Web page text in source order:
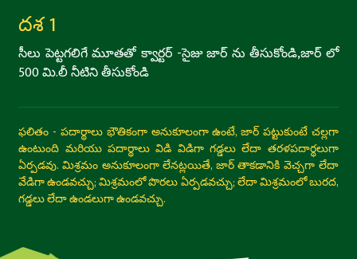
దశ 1
సీలు పెట్టగలిగే మూతతో క్వార్టర్ -సైజు జార్ ను తీసుకోండి,జార్ లో
500 మి.లీ నీటిని తీసుకోండి
ఫలితం - పదార్థాలు భౌతికంగా అనుకూలంగా ఉంటే, జార్ పట్టుకుంటే చల్లగా
ఉంటుంది మరియు పదార్థాలు విడి విడిగా గడ్డలు లేదా తరళపదార్థలుగా
ఏర్పడవు. మిశ్రమం అనుకూలంగా లేనట్లయితే, జార్ తాకడానికి వెచ్చగా లేదా
వేడిగా ఉండవచ్చు; మిశ్రమంలో పొరలు ఏర్పడవచ్చు; లేదా మిశ్రమంలో బురద,
గడ్డలు లేదా ఉండలుగా ఉండవచ్చు.